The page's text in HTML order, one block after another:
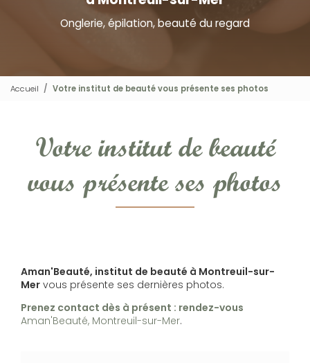
Onglerie, épilation, beauté du regard
Accueil Votre institut de beauté vous présente ses photos
Votre institut de beauté
vous présente ses photos
Aman'Beauté, institut de beauté à Montreuil-sur-
Mer vous présente ses dernières photos.
Prenez contact dès à présent : rendez-vous
Aman'Beauté, Montreuil-sur-Mer.